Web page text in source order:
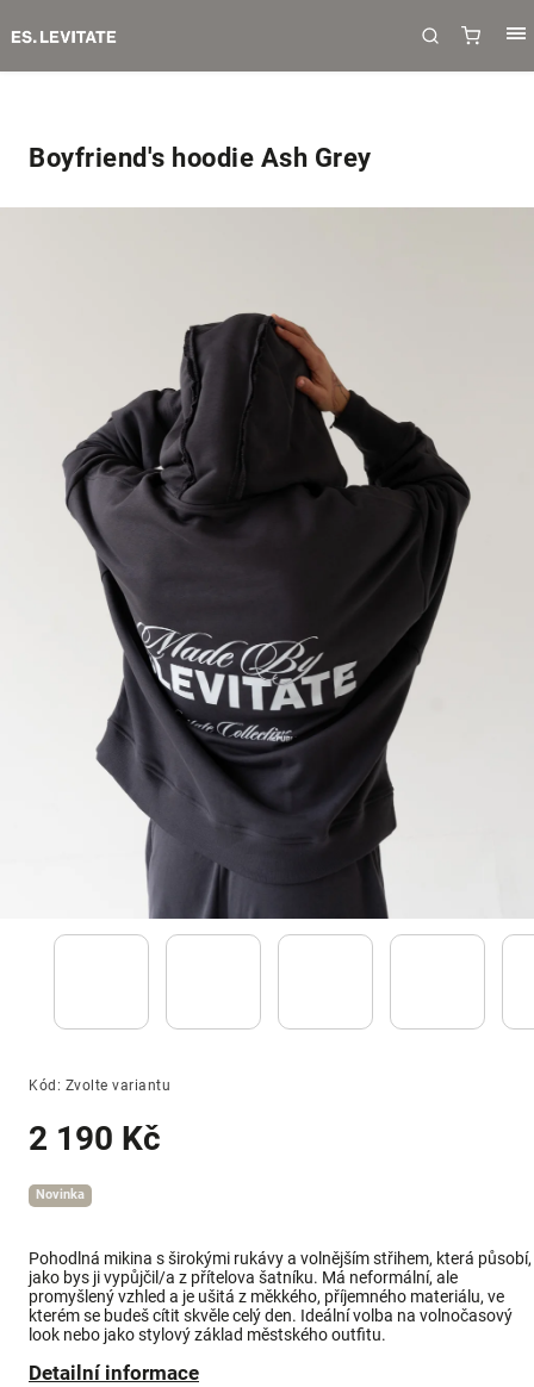
Boyfriend's hoodie Ash Grey
Kód: Zvolte variantu
2 190 Kč
Novinka
Pohodlná mikina s širokými rukávy a volnějším střihem, která působí,
jako bys ji vypůjčil/a z přítelova šatníku. Má neformální, ale
promyšlený vzhled a je ušitá z měkkého, příjemného materiálu, ve
kterém se budeš cítit skvěle celý den. Ideální volba na volnočasový
look nebo jako stylový základ městského outfitu.
Detailní informace